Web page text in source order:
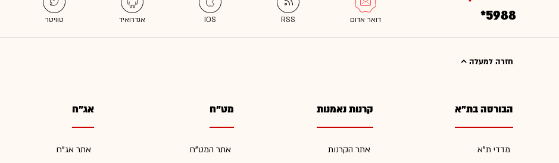
*5988
חזרה למעלה
הבורסה בת"א
מדדי ת"א
קרנות נאמנות
אתר הקרנות
מט"ח
אתר המט"ח
אג"ח
אתר אג"ח